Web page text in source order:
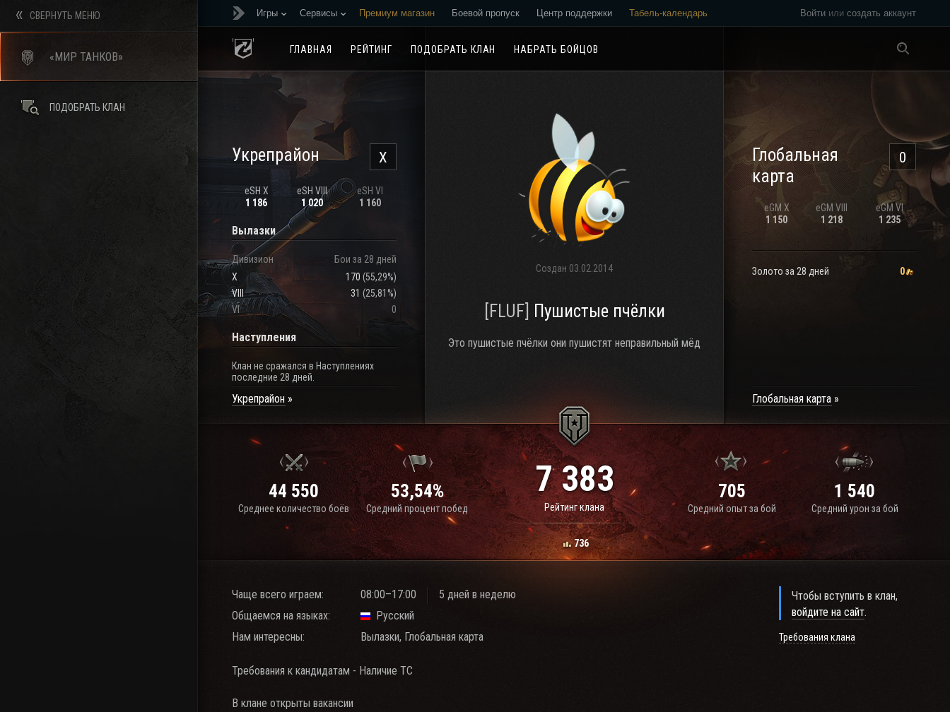
Войти или создать аккаунт
Игры Сервисы Премиум магазин Боевой пропуск Центр поддержки Табель-календарь
ГЛАВНАЯ РЕЙТИНГ ПОДОБРАТЬ КЛАН НАБРАТЬ БОЙЦОВ
X
Укрепрайон
eSH X
1 186
eSH VIII
1 020
eSH VI
1 160
Вылазки
Дивизион
Бои за 28 дней
X
170 (55,29%)
VIII
31 (25,81%)
VI
0
Наступления
Клан не сражался в Наступлениях
последние 28 дней.
Укрепрайон
Создан 03.02.2014
[FLUF] Пушистые пчёлки
Это пушистые пчёлки они пушистят неправильный мёд
0
Глобальная
карта
eGM X
1 150
eGM VIII
1 218
eGM VI
1 235
Золото за 28 дней 0
Глобальная карта
44 550
Среднее количество боёв
53,54%
Средний процент побед
7 383
Рейтинг клана
736
705
Средний опыт за бой
1 540
Средний урон за бой
Чаще всего играем: 08:00–17:00
5 дней в неделю
Общаемся на языках:
Русский
Нам интересны:
Вылазки, Глобальная карта
Требования к кандидатам - Наличие ТС
В клане открыты вакансии
Чтобы вступить в клан,
войдите на сайт.
Требования клана
СВЕРНУТЬ МЕНЮ
«МИР ТАНКОВ»
ПОДОБРАТЬ КЛАН